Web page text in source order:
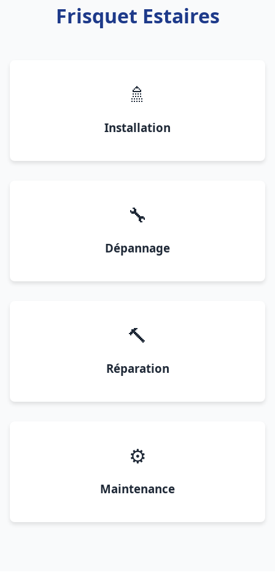
Frisquet Estaires
🚿
Installation
🔧
Dépannage
🔨
Réparation
⚙️
Maintenance